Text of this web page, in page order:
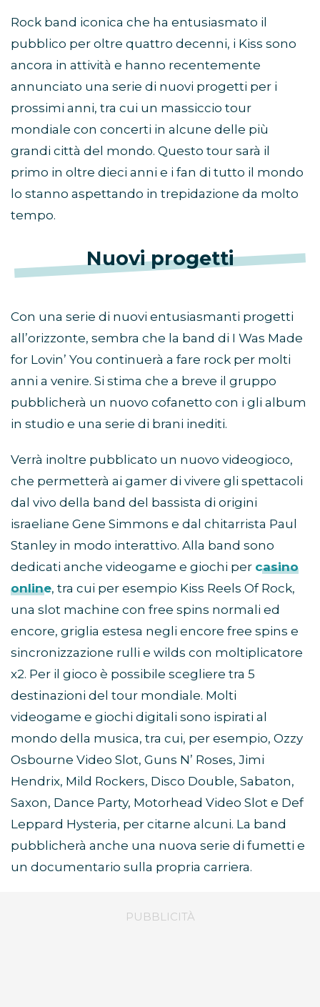
Rock band iconica che ha entusiasmato il
pubblico per oltre quattro decenni, i Kiss sono
ancora in attività e hanno recentemente
annunciato una serie di nuovi progetti per i
prossimi anni, tra cui un massiccio tour
mondiale con concerti in alcune delle più
grandi città del mondo. Questo tour sarà il
primo in oltre dieci anni e i fan di tutto il mondo
lo stanno aspettando in trepidazione da molto
tempo.
Nuovi progetti
Con una serie di nuovi entusiasmanti progetti
all’orizzonte, sembra che la band di I Was Made
for Lovin’ You continuerà a fare rock per molti
anni a venire. Si stima che a breve il gruppo
pubblicherà un nuovo cofanetto con i gli album
in studio e una serie di brani inediti.
Verrà inoltre pubblicato un nuovo videogioco,
che permetterà ai gamer di vivere gli spettacoli
dal vivo della band del bassista di origini
israeliane Gene Simmons e dal chitarrista Paul
Stanley in modo interattivo. Alla band sono
dedicati anche videogame e giochi per casino
online, tra cui per esempio Kiss Reels Of Rock,
una slot machine con free spins normali ed
encore, griglia estesa negli encore free spins e
sincronizzazione rulli e wilds con moltiplicatore
x2. Per il gioco è possibile scegliere tra 5
destinazioni del tour mondiale. Molti
videogame e giochi digitali sono ispirati al
mondo della musica, tra cui, per esempio, Ozzy
Osbourne Video Slot, Guns N’ Roses, Jimi
Hendrix, Mild Rockers, Disco Double, Sabaton,
Saxon, Dance Party, Motorhead Video Slot e Def
Leppard Hysteria, per citarne alcuni. La band
pubblicherà anche una nuova serie di fumetti e
un documentario sulla propria carriera.